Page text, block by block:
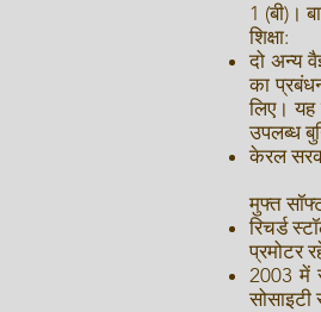
1 (बी)।
शिक्षा:
दो अन्य
का
लिए। यह
उपलब्ध
केरल
मुफ्त
रिचर्ड
प्रमोटर
2003 में